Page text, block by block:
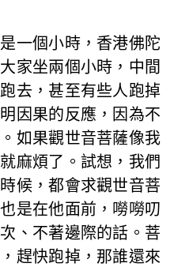
一個小時，香港佛陀
家坐兩個小時，中間
去，甚至有些人跑掉
因果的反應，因為不
如果觀世音菩薩像我
麻煩了。試想，我們
候，都會求觀世音菩
是在他面前，嘮嘮叨
、不著邊際的話。菩
趕快跑掉，那誰還來